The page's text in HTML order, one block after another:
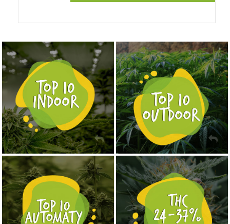
NASIONA MARIHUANY TOP 10 INDOOR
KUP TERAZ NASIONA MARIHUANY TOP 10 OUTDOOR
KUP TERAZ
NASIONA MARIHUANY TOP 10 AUTOFLOWERING
KUP TERAZ MOCNE ODMIANY MARIHUANY THC OD 24 - 37%
KUP TERAZ